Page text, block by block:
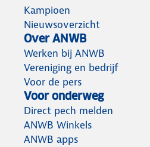
Kampioen
Nieuwsoverzicht
Over ANWB
Werken bij ANWB
Vereniging en bedrijf
Voor de pers
Voor onderweg
Direct pech melden
ANWB Winkels
ANWB apps